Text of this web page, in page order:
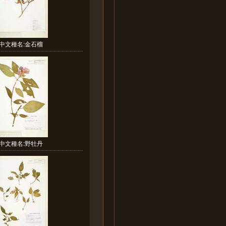
文種名:金石榴
文種名:野牡丹